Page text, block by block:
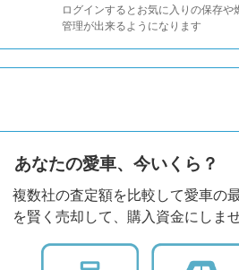
ログインするとお気に入りの保存や
管理が出来るようになります
あなたの愛車、今いくら？
複数社の査定額を比較して愛車の
を賢く売却して、購入資金にしま